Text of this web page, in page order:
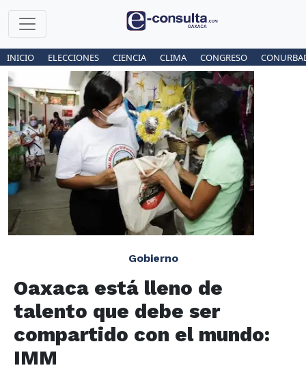
INICIO ELECCIONES CIENCIA CLIMA CONGRESO
Gobierno
Oaxaca está lleno de
talento que debe ser
compartido con el mundo:
IMM